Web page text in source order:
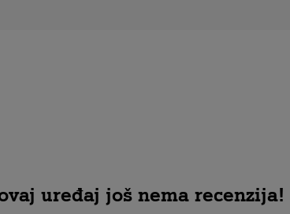
uređaj još nema recenzija!